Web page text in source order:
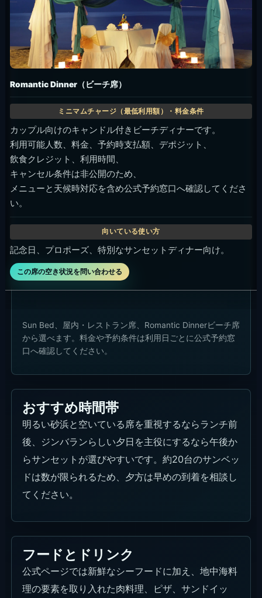
Romantic Dinner（ビーチ席）
カップル向けのキャンドル付きビーチディナーです。
利用可能人数、料金、予約時支払額、デポジット、
飲食クレジット、利用時間、
キャンセル条件は非公開のため、
メニューと天候時対応を含め公式予約窓口へ確認してくださ
い。
記念日、プロポーズ、特別なサンセットディナー向け。
この席の空き状況を問い合わせる
Sun Bed、屋内・レストラン席、Romantic Dinnerビーチ席
から選べます。料金や予約条件は利用日ごとに公式予約窓
口へ確認してください。
おすすめ時間帯
明るい砂浜と空いている席を重視するならランチ前
後、ジンバランらしい夕日を主役にするなら午後か
らサンセットが選びやすいです。約20台のサンベッ
ドは数が限られるため、夕方は早めの到着を相談し
てください。
フードとドリンク
公式ページでは新鮮なシーフードに加え、地中海料
理の要素を取り入れた肉料理、ピザ、サンドイッ